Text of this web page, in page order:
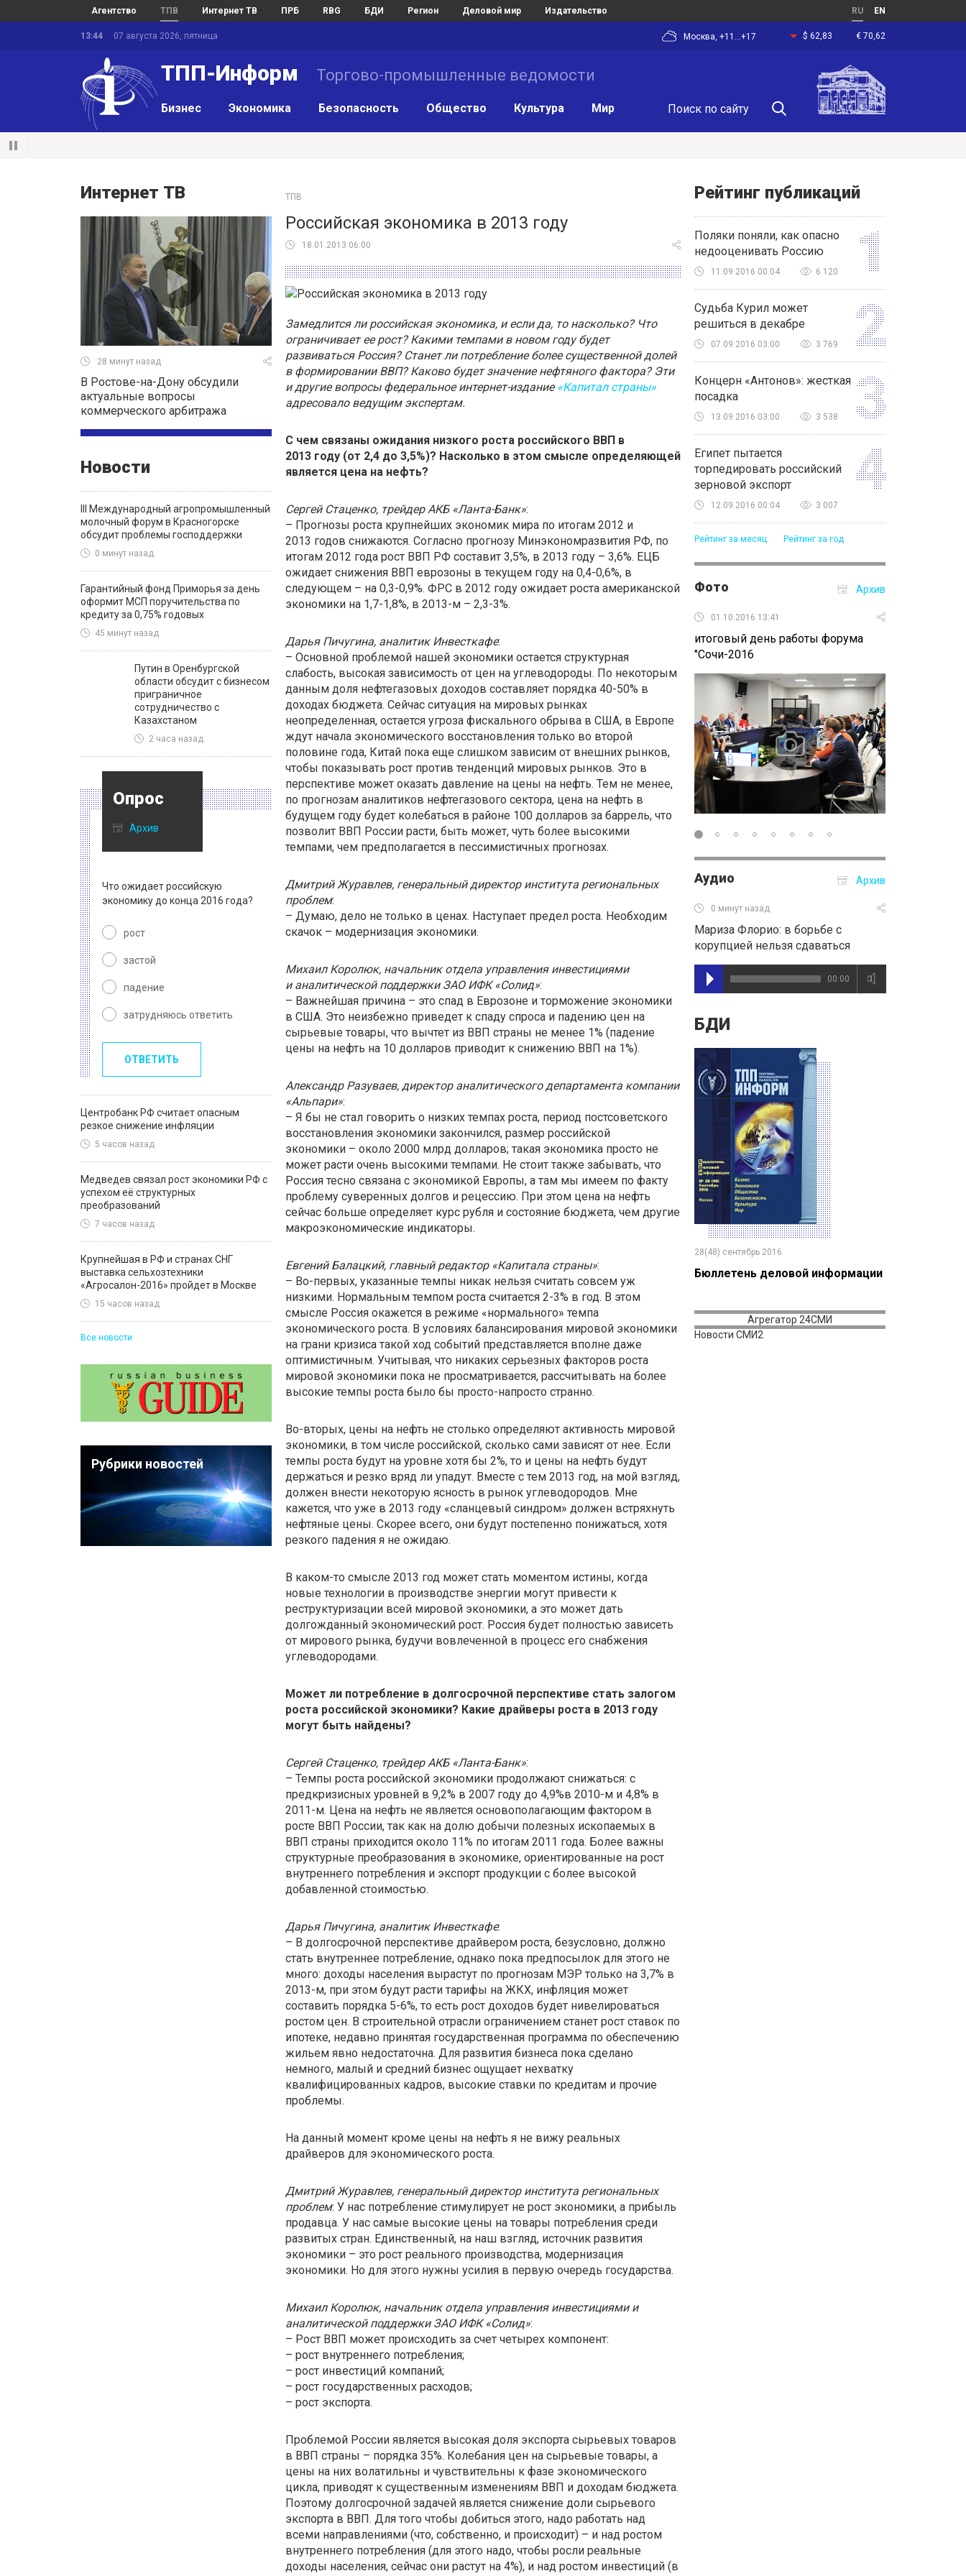
Агентство ТПВ Интернет ТВ ПРБ RBG БДИ Регион Деловой мир Издательство RU EN
13:44 07 августа 2026, пятница $ 62,83 € 70,62
Москва, +11...+17
ТПП-Информ Торгово-промышленные ведомости
Бизнес Экономика Безопасность Общество Культура Мир
Интернет ТВ
28 минут назад
В Ростове-на-Дону обсудили
актуальные вопросы
коммерческого арбитража
Новости
III Международный агропромышленный
молочный форум в Красногорске
обсудит проблемы господдержки
0 минут назад
Гарантийный фонд Приморья за день
оформит МСП поручительства по
кредиту за 0,75% годовых
45 минут назад
Путин в Оренбургской
области обсудит с бизнесом
приграничное
сотрудничество с
Казахстаном
2 часа назад
Опрос
Архив
Что ожидает российскую
экономику до конца 2016 года?
рост
застой
падение
затрудняюсь ответить
ОТВЕТИТЬ
Центробанк РФ считает опасным
резкое снижение инфляции
5 часов назад
Медведев связал рост экономики РФ с
успехом её структурных
преобразований
7 часов назад
Крупнейшая в РФ и странах СНГ
выставка сельхозтехники
«Агросалон-2016» пройдет в Москве
15 часов назад
Все новости
Рубрики новостей
ТПВ
Российская экономика в 2013 году
18.01.2013 06:00
Замедлится ли российская экономика, и если да, то насколько? Что
ограничивает ее рост? Какими темпами в новом году будет
развиваться Россия? Станет ли потребление более существенной долей
в формировании ВВП? Каково будет значение нефтяного фактора? Эти
и другие вопросы федеральное интернет-издание «Капитал страны»
адресовало ведущим экспертам.
С чем связаны ожидания низкого роста российского ВВП в
2013 году (от 2,4 до 3,5%)? Насколько в этом смысле определяющей
является цена на нефть?
Сергей Стаценко, трейдер АКБ «Ланта-Банк»:
– Прогнозы роста крупнейших экономик мира по итогам 2012 и
2013 годов снижаются. Согласно прогнозу Минэкономразвития РФ, по
итогам 2012 года рост ВВП РФ составит 3,5%, в 2013 году – 3,6%. ЕЦБ
ожидает снижения ВВП еврозоны в текущем году на 0,4-0,6%, в
следующем – на 0,3-0,9%. ФРС в 2012 году ожидает роста американской
экономики на 1,7-1,8%, в 2013-м – 2,3-3%.
Дарья Пичугина, аналитик Инвесткафе:
– Основной проблемой нашей экономики остается структурная
слабость, высокая зависимость от цен на углеводороды. По некоторым
данным доля нефтегазовых доходов составляет порядка 40-50% в
доходах бюджета. Сейчас ситуация на мировых рынках
неопределенная, остается угроза фискального обрыва в США, в Европе
ждут начала экономического восстановления только во второй
половине года, Китай пока еще слишком зависим от внешних рынков,
чтобы показывать рост против тенденций мировых рынков. Это в
перспективе может оказать давление на цены на нефть. Тем не менее,
по прогнозам аналитиков нефтегазового сектора, цена на нефть в
будущем году будет колебаться в районе 100 долларов за баррель, что
позволит ВВП России расти, быть может, чуть более высокими
темпами, чем предполагается в пессимистичных прогнозах.
Дмитрий Журавлев, генеральный директор института региональных
проблем:
– Думаю, дело не только в ценах. Наступает предел роста. Необходим
скачок – модернизация экономики.
Михаил Королюк, начальник отдела управления инвестициями
и аналитической поддержки ЗАО ИФК «Солид»:
– Важнейшая причина – это спад в Еврозоне и торможение экономики
в США. Это неизбежно приведет к спаду спроса и падению цен на
сырьевые товары, что вычтет из ВВП страны не менее 1% (падение
цены на нефть на 10 долларов приводит к снижению ВВП на 1%).
Александр Разуваев, директор аналитического департамента компании
«Альпари»:
– Я бы не стал говорить о низких темпах роста, период постсоветского
восстановления экономики закончился, размер российской
экономики – около 2000 млрд долларов; такая экономика просто не
может расти очень высокими темпами. Не стоит также забывать, что
Россия тесно связана с экономикой Европы, а там мы имеем по факту
проблему суверенных долгов и рецессию. При этом цена на нефть
сейчас больше определяет курс рубля и состояние бюджета, чем другие
макроэкономические индикаторы.
Евгений Балацкий, главный редактор «Капитала страны»:
– Во-первых, указанные темпы никак нельзя считать совсем уж
низкими. Нормальным темпом роста считается 2-3% в год. В этом
смысле Россия окажется в режиме «нормального» темпа
экономического роста. В условиях балансирования мировой экономики
на грани кризиса такой ход событий представляется вполне даже
оптимистичным. Учитывая, что никаких серьезных факторов роста
мировой экономики пока не просматривается, рассчитывать на более
высокие темпы роста было бы просто-напросто странно.
Во-вторых, цены на нефть не столько определяют активность мировой
экономики, в том числе российской, сколько сами зависят от нее. Если
темпы роста будут на уровне хотя бы 2%, то и цены на нефть будут
держаться и резко вряд ли упадут. Вместе с тем 2013 год, на мой взгляд,
должен внести некоторую ясность в рынок углеводородов. Мне
кажется, что уже в 2013 году «сланцевый синдром» должен встряхнуть
нефтяные цены. Скорее всего, они будут постепенно понижаться, хотя
резкого падения я не ожидаю.
В каком-то смысле 2013 год может стать моментом истины, когда
новые технологии в производстве энергии могут привести к
реструктуризации всей мировой экономики, а это может дать
долгожданный экономический рост. Россия будет полностью зависеть
от мирового рынка, будучи вовлеченной в процесс его снабжения
углеводородами.
Может ли потребление в долгосрочной перспективе стать залогом
роста российской экономики? Какие драйверы роста в 2013 году
могут быть найдены?
Сергей Стаценко, трейдер АКБ «Ланта-Банк»:
– Темпы роста российской экономики продолжают снижаться: с
предкризисных уровней в 9,2% в 2007 году до 4,9%в 2010-м и 4,8% в
2011-м. Цена на нефть не является основополагающим фактором в
росте ВВП России, так как на долю добычи полезных ископаемых в
ВВП страны приходится около 11% по итогам 2011 года. Более важны
структурные преобразования в экономике, ориентированные на рост
внутреннего потребления и экспорт продукции с более высокой
добавленной стоимостью.
Дарья Пичугина, аналитик Инвесткафе:
– В долгосрочной перспективе драйвером роста, безусловно, должно
стать внутреннее потребление, однако пока предпосылок для этого не
много: доходы населения вырастут по прогнозам МЭР только на 3,7% в
2013-м, при этом будут расти тарифы на ЖКХ, инфляция может
составить порядка 5-6%, то есть рост доходов будет нивелироваться
ростом цен. В строительной отрасли ограничением станет рост ставок по
ипотеке, недавно принятая государственная программа по обеспечению
жильем явно недостаточна. Для развития бизнеса пока сделано
немного, малый и средний бизнес ощущает нехватку
квалифицированных кадров, высокие ставки по кредитам и прочие
проблемы.
На данный момент кроме цены на нефть я не вижу реальных
драйверов для экономического роста.
Дмитрий Журавлев, генеральный директор института региональных
проблем: У нас потребление стимулирует не рост экономики, а прибыль
продавца. У нас самые высокие цены на товары потребления среди
развитых стран. Единственный, на наш взгляд, источник развития
экономики – это рост реального производства, модернизация
экономики. Но для этого нужны усилия в первую очередь государства.
Михаил Королюк, начальник отдела управления инвестициями и
аналитической поддержки ЗАО ИФК «Солид»:
– Рост ВВП может происходить за счет четырех компонент:
– рост внутреннего потребления;
– рост инвестиций компаний;
– рост государственных расходов;
– рост экспорта.
Проблемой России является высокая доля экспорта сырьевых товаров
в ВВП страны – порядка 35%. Колебания цен на сырьевые товары, а
цены на них волатильны и чувствительны к фазе экономического
цикла, приводят к существенным изменениям ВВП и доходам бюджета.
Поэтому долгосрочной задачей является снижение доли сырьевого
экспорта в ВВП. Для того чтобы добиться этого, надо работать над
всеми направлениями (что, собственно, и происходит) – и над ростом
внутреннего потребления (для этого надо, чтобы росли реальные
доходы населения, сейчас они растут на 4%), и над ростом инвестиций (в
Рейтинг публикаций
Поляки поняли, как опасно
недооценивать Россию
11.09.2016 00:04 6 120
Судьба Курил может
решиться в декабре
07.09.2016 03:00 3 769
Концерн «Антонов»: жесткая
посадка
13.09.2016 03:00 3 538
Египет пытается
торпедировать российский
зерновой экспорт
12.09.2016 00:04 3 007
Рейтинг за месяц Рейтинг за год
Фото Архив
01.10.2016 13:41
итоговый день работы форума
"Сочи-2016
30.09.2016 16:47
Аудио Архив
0 минут назад
Мариза Флорио: в борьбе с
корупцией нельзя сдаваться
00:00
БДИ
28(48) сентябрь 2016
Бюллетень деловой информации
Агрегатор 24СМИ
Новости СМИ2